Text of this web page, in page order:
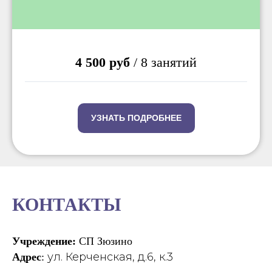
4 500 руб / 8 занятий
УЗНАТЬ ПОДРОБНЕЕ
КОНТАКТЫ
Учреждение: СП Зюзино
Адрес: ул. Керченская, д.6, к.3